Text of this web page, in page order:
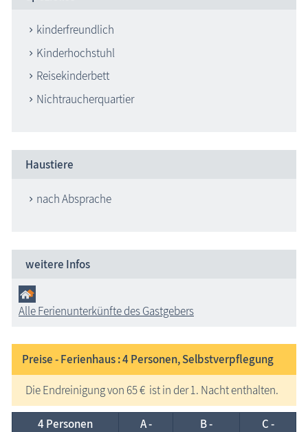
kinderfreundlich
Kinderhochstuhl
Reisekinderbett
Nichtraucherquartier
Haustiere
nach Absprache
weitere Infos
Alle Ferienunterkünfte des Gastgebers
Preise - Ferienhaus : 4Personen, Selbstverpflegung
Die Endreinigung von 65 € ist in der 1. Nacht enthalten.
4 Personen
A -
B -
C -